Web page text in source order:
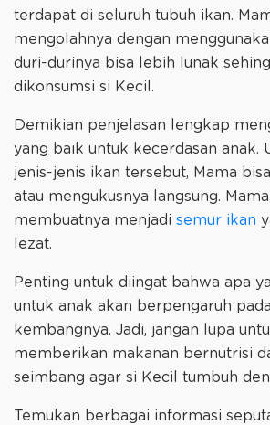
terdapat di seluruh tubuh ikan.
mengolahnya dengan
duri-durinya bisa lebih lunak
dikonsumsi si Kecil.
Demikian penjelasan lengkap
yang baik untuk kecerdasan anak.
jenis-jenis ikan tersebut, Mama
atau mengukusnya langsung.
membuatnya menjadi semur ikan
lezat.
Penting untuk diingat bahwa apa
untuk anak akan berpengaruh
kembangnya. Jadi, jangan lupa
memberikan makanan bernutrisi
seimbang agar si Kecil tumbuh
Temukan berbagai informasi